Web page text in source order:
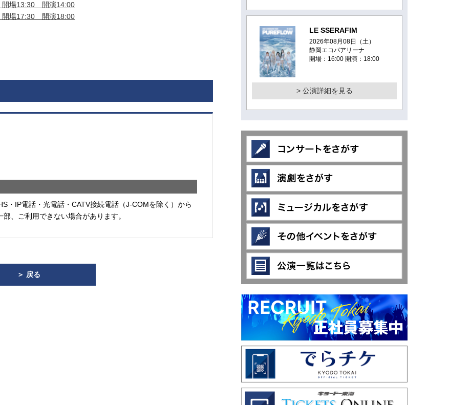
開場13:30 開演14:00
開場17:30 開演18:00
・IP電話・光電話・CATV接続電話（J-COMを除く）から
、ご利用できない場合があります。
＞ 戻る
LE SSERAFIM
2026年08月08日（土）
静岡エコパアリーナ
開場：16:00 開演：18:00
> 公演詳細を見る